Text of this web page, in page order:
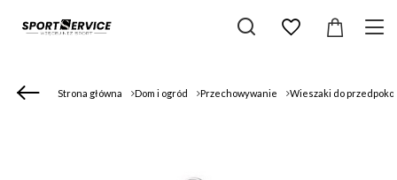
Strona główna Dom i ogród Przechowywanie Wieszaki do